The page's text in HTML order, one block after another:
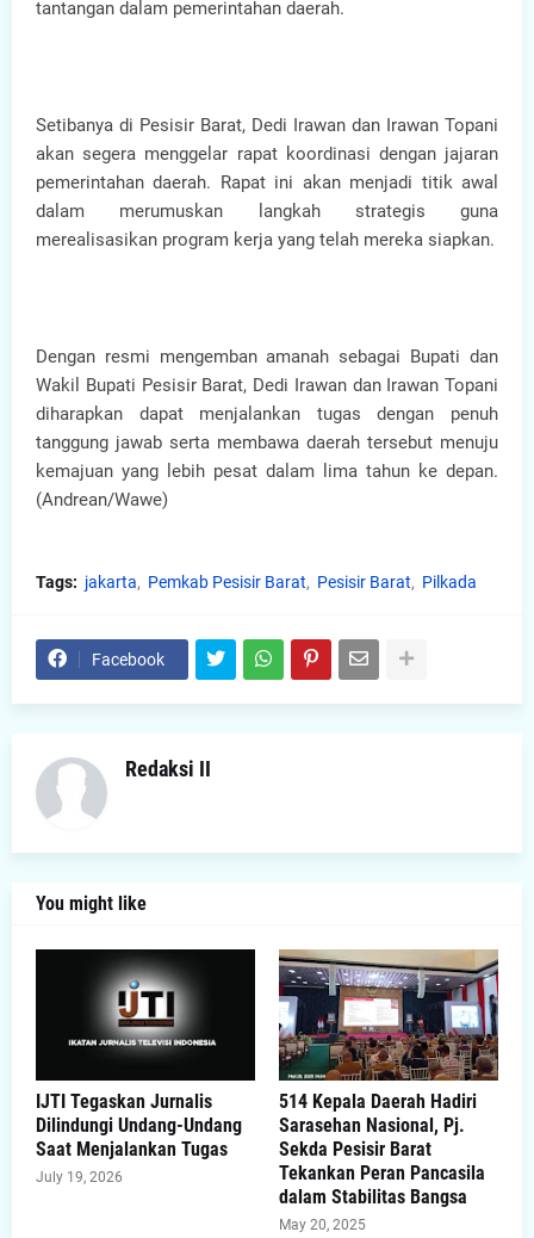
tantangan dalam pemerintahan daerah.
Setibanya di Pesisir Barat, Dedi Irawan dan Irawan Topani
akan segera menggelar rapat koordinasi dengan jajaran
pemerintahan daerah. Rapat ini akan menjadi titik awal
dalam merumuskan langkah strategis guna
merealisasikan program kerja yang telah mereka siapkan.
Dengan resmi mengemban amanah sebagai Bupati dan
Wakil Bupati Pesisir Barat, Dedi Irawan dan Irawan Topani
diharapkan dapat menjalankan tugas dengan penuh
tanggung jawab serta membawa daerah tersebut menuju
kemajuan yang lebih pesat dalam lima tahun ke depan.
(Andrean/Wawe)
Tags: jakarta Pemkab Pesisir Barat Pesisir Barat Pilkada
Facebook
Redaksi II
You might like
IJTI Tegaskan Jurnalis
Dilindungi Undang-Undang
Saat Menjalankan Tugas
July 19, 2026
514 Kepala Daerah Hadiri
Sarasehan Nasional, Pj.
Sekda Pesisir Barat
Tekankan Peran Pancasila
dalam Stabilitas Bangsa
May 20, 2025